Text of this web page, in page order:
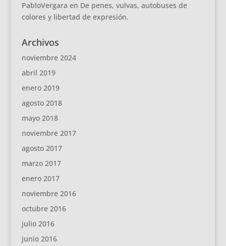
PabloVergara en De penes, vulvas, autobuses de
colores y libertad de expresión.
Archivos
noviembre 2024
abril 2019
enero 2019
agosto 2018
mayo 2018
noviembre 2017
agosto 2017
marzo 2017
enero 2017
noviembre 2016
octubre 2016
julio 2016
junio 2016